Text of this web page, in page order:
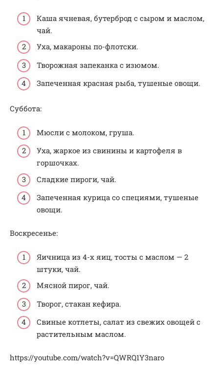
Каша ячневая, бутерброд с сыром и маслом,
чай.
Уха, макароны по-флотски.
Творожная запеканка с изюмом.
Запеченная красная рыба, тушеные овощи.
Суббота:
Мюсли с молоком, груша.
Уха, жаркое из свинины и картофеля в
горшочках.
Сладкие пироги, чай.
Запеченная курица со специями, тушеные
овощи.
Воскресенье:
Яичница из 4-х яиц, тосты с маслом — 2
штуки, чай.
Мясной пирог, чай.
Творог, стакан кефира.
Свиные котлеты, салат из свежих овощей с
растительным маслом.
https://youtube.com/watch?v=QWRQ1Y3naro